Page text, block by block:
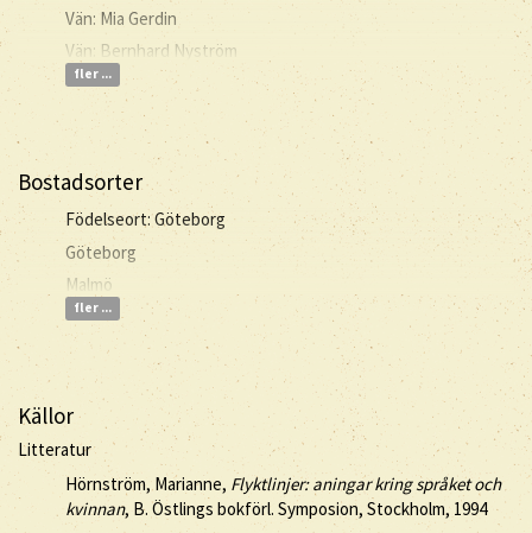
Vän: Mia Gerdin
Vän: Bernhard Nyström
fler ...
Bostadsorter
Födelseort: Göteborg
Göteborg
Malmö
fler ...
Källor
Litteratur
Hörnström, Marianne, Flyktlinjer: aningar kring språket och
kvinnan, B. Östlings bokförl. Symposion, Stockholm, 1994